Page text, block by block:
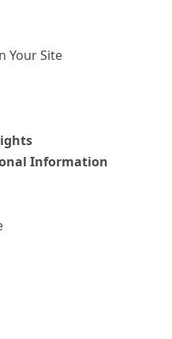
Your Site
Information